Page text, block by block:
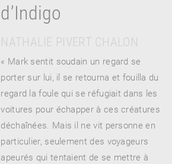
d’Indigo
NATHALIE PIVERT CHALON
« Mark sentit soudain un regard se
porter sur lui, il se retourna et fouilla du
regard la foule qui se réfugiait dans les
voitures pour échapper à ces créatures
déchaînées. Mais il ne vit personne en
particulier, seulement des voyageurs
apeurés qui tentaient de se mettre à